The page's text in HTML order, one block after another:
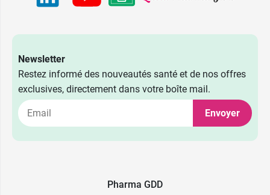
Newsletter
Restez informé des nouveautés santé et de nos offres
exclusives, directement dans votre boîte mail.
Envoyer
Pharma GDD